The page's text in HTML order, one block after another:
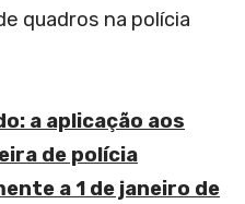
quadros na polícia
a aplicação aos
de polícia
a 1 de janeiro de